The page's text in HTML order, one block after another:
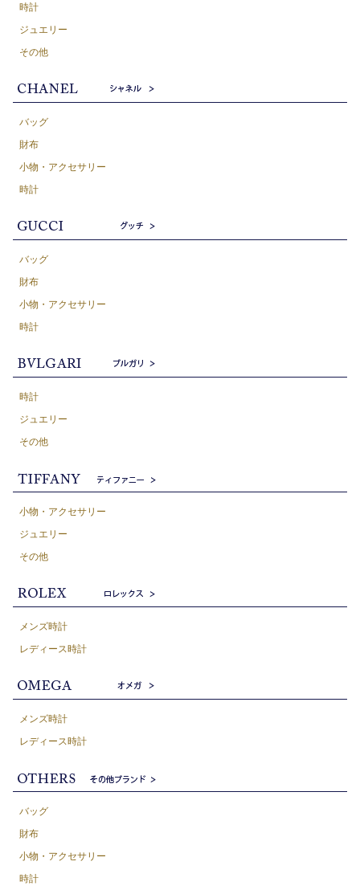
時計
ジュエリー
その他
バッグ
財布
小物・アクセサリー
時計
バッグ
財布
小物・アクセサリー
時計
時計
ジュエリー
その他
小物・アクセサリー
ジュエリー
その他
メンズ時計
レディース時計
メンズ時計
レディース時計
バッグ
財布
小物・アクセサリー
時計